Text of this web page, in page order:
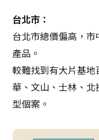
台北市：
台北市總價偏高，
產品。
較難找到有大片基
華、文山、士林、
型個案。